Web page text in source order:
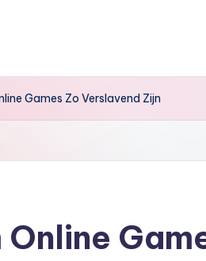
Games Zo Verslavend Zijn